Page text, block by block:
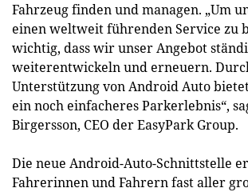
Fahrzeug finden und managen. „Um
einen weltweit führenden Service zu
wichtig, dass wir unser Angebot
weiterentwickeln und erneuern.
Unterstützung von Android Auto
ein noch einfacheres Parkerlebnis“,
Birgersson, CEO der EasyPark Group.
Die neue Android-Auto-Schnittstelle
Fahrerinnen und Fahrern fast aller